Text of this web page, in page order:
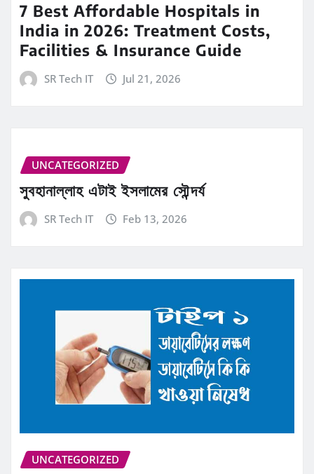
7 Best Affordable Hospitals in
India in 2026: Treatment Costs,
Facilities & Insurance Guide
SR Tech IT Jul 21, 2026
UNCATEGORIZED
সুবহানাল্লাহ এটাই ইসলামের সৌন্দর্য
SR Tech IT Feb 13, 2026
UNCATEGORIZED